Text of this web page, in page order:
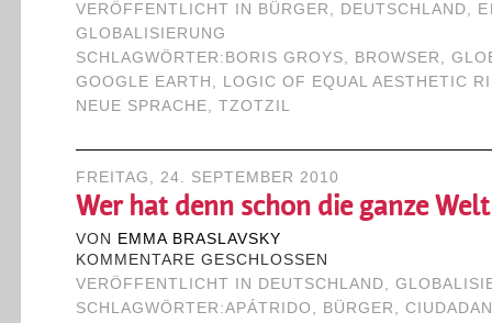
VERÖFFENTLICHT IN
BÜRGER , DEUTSCHLAND,
GLOBALISIERUNG
SCHLAGWÖRTER: BORIS GROYS, BROWSER ,
GOOGLE EARTH , LOGIC OF EQUAL AESTHETIC
NEUE SPRACHE, TZOTZIL
FREITAG, 24. SEPTEMBER 2010
Wer hat denn schon die ganze
VON
EMMA BRASLAVSKY
KOMMENTARE GESCHLOSSEN
VERÖFFENTLICHT IN
DEUTSCHLAND,
SCHLAGWÖRTER:APÁTRIDO , BÜRGER ,